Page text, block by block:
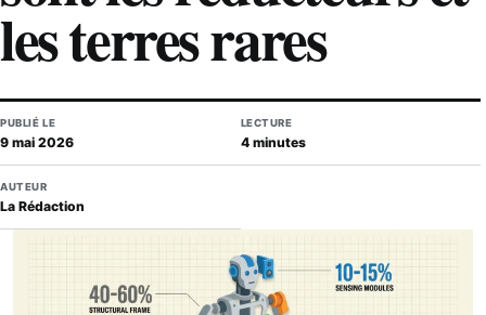
les terres rares
PUBLIÉ LE
9 mai 2026
LECTURE
4 minutes
AUTEUR
La Rédaction